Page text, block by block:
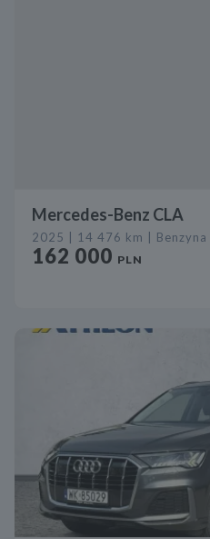
Mercedes-Benz CLA
2025 | 14 476 km |
162 000 PLN